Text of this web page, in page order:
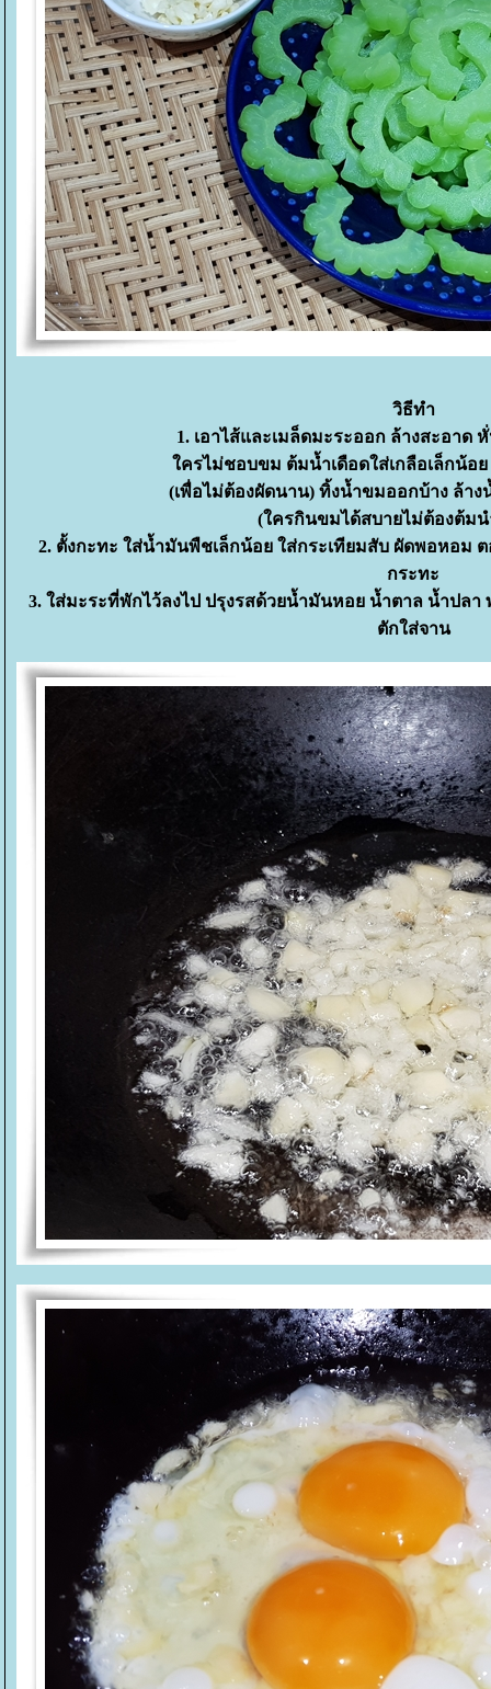
วิธีทำ
1. เอาไส้และเมล็ดมะระออก ล้างสะอา
ครไม่ชอบขม ต้มน้ำเดือดใส่เกลือเล็กน้อย
(เพื่อไม่ต้องผัดนาน) ทิ้งน้ำขมออกบ้าง ล้าง
(ใครกินขมได้สบายไม่ต้องต้ม
2. ตั้งกะทะ ใส่น้ำมันพืชเล็กน้อย ใส่กระเทียมสับ ผัดพอหอม
กระทะ
3. ใส่มะระที่พักไว้ลงไป ปรุงรสด้วยน้ำมันหอย น้ำตาล น้ำปล
ตักใส่จาน